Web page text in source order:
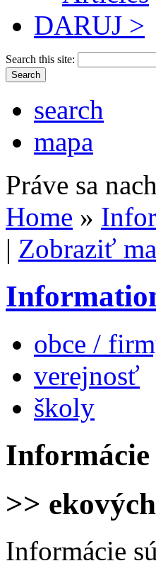
DARUJ >
Search this site:
search
mapa
Práve sa
Home »
| Zobraziť
obce /
verejnosť
školy
Informácie
>>
Informácie